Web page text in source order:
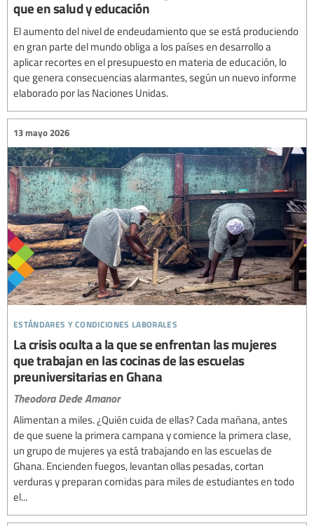
que en salud y educación
El aumento del nivel de endeudamiento que se está produciendo
en gran parte del mundo obliga a los países en desarrollo a
aplicar recortes en el presupuesto en materia de educación, lo
que genera consecuencias alarmantes, según un nuevo informe
elaborado por las Naciones Unidas.
estándares y condiciones laborales
13 mayo 2026
La crisis oculta a la que se enfrentan las mujeres
que trabajan en las cocinas de las escuelas
preuniversitarias en Ghana
Theodora Dede Amanor
Alimentan a miles. ¿Quién cuida de ellas? Cada mañana, antes
de que suene la primera campana y comience la primera clase,
un grupo de mujeres ya está trabajando en las escuelas de
Ghana. Encienden fuegos, levantan ollas pesadas, cortan
verduras y preparan comidas para miles de estudiantes en todo
el...